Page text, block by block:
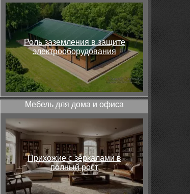
Роль заземления в защите
электрооборудования
Мебель для дома и офиса
Прихожие с зеркалами в
полный рост